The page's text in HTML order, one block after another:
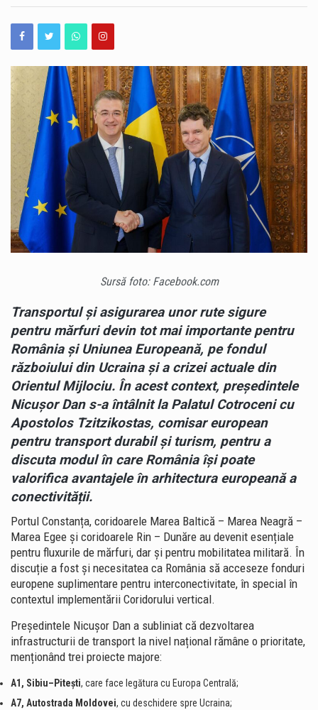
România a obținut o performanță remarcabilă la ediția din 2026 a Olimpiadei Internaționale de Inteligență Artificială (IOAI), desfășurată în perioada 2–8 august, la Astana, în Republica Kazahstan. Lotul național a revenit cu opt medalii – trei de aur, două de argint și trei de bronz, iar România s-a clasat pe locul al patrulea în clasamentul final. La competiție au participat 471 de elevi din 108 țări, ceea ce transformă rezultatul obținut de elevii români într-o performanță importantă la nivel internațional. Printre performerii lotului național se află și Alexandru Thury-Burileanu, elev în clasa a XI-a B la Colegiul Național „Mircea cel Bătrân”…
Cât de bine cunoaștem, de fapt, străduțele pe care trecem aproape zilnic prin Peninsula Constanței? Unele dintre ele ascund povești de acum aproape un secol, iar acestea pot fi descoperite astăzi, în cadrul unui nou tur ghidat gratuit. Muzeul de Istorie Națională și Arheologie Constanța continuă proiectul cultural „Vara la Constanța – Pe străzile mai puțin știute ale orașului”, dedicat istoriei moderne și patrimoniului urban al municipiului. Sâmbătă, 8 august 2026, de la ora 10:00, constănțenii și turiștii sunt invitați la o plimbare prin Peninsula orașului, pornind de la Statuia Lupoaica (Lupa Capitolina), din Piața Ovidiu. Turul va fi susținut…
CORIDOARELE
EUROPENE,
ESENȚIALE
PENTRU
SECURITATE
ȘI
COMERȚ“
Sursă foto: Facebook.com
Transportul și asigurarea unor rute sigure
pentru mărfuri devin tot mai importante pentru
România și Uniunea Europeană, pe fondul
războiului din Ucraina și a crizei actuale din
Orientul Mijlociu. În acest context, președintele
Nicușor Dan s-a întâlnit la Palatul Cotroceni cu
Apostolos Tzitzikostas, comisar european
pentru transport durabil și turism, pentru a
discuta modul în care România își poate
valorifica avantajele în arhitectura europeană a
conectivității.
Portul Constanța, coridoarele Marea Baltică – Marea Neagră –
Marea Egee și coridoarele Rin – Dunăre au devenit esențiale
pentru fluxurile de mărfuri, dar și pentru mobilitatea militară. În
discuție a fost și necesitatea ca România să acceseze fonduri
europene suplimentare pentru interconectivitate, în special în
contextul implementării Coridorului vertical.
Președintele Nicușor Dan a subliniat că dezvoltarea
infrastructurii de transport la nivel național rămâne o prioritate,
menționând trei proiecte majore:
A1, Sibiu–Pitești, care face legătura cu Europa Centrală;
A7, Autostrada Moldovei, cu deschidere spre Ucraina;